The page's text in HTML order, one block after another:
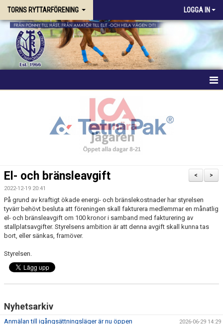
TORNS RYTTARFÖRENING LOGGA IN
STALLPLATS
TÄVLING
ANLÄGGNING
RIDHUSKALENDER
KLUBBSHOP
>
<
El- och bränsleavgift
2022-12-19 20:41
På grund av kraftigt ökade energi- och bränslekostnader har styrelsen
tyvärr behövt besluta att föreningen skall fakturera medlemmar en månatlig
el- och bränsleavgift om 100 kronor i samband med fakturering av
stallplatsavgifter. Styrelsens ambition är att denna avgift skall kunna tas
bort, eller sänkas, framöver.
Styrelsen.
Nyhetsarkiv
Anmälan till igångsättningsläger är nu öppen 2026-06-29 14:29